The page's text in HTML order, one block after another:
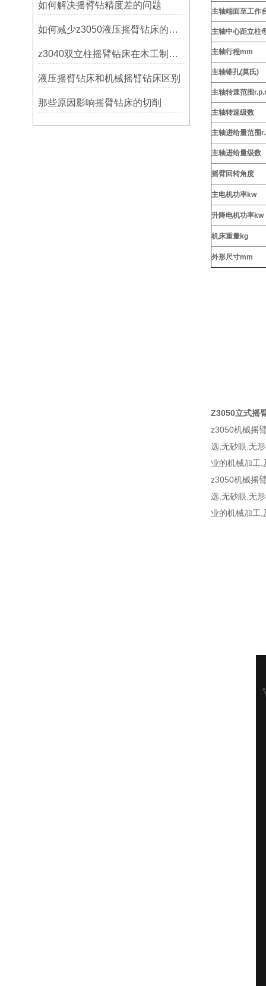
如何解决摇臂钻精度差的问题
如何减少z3050液压摇臂钻床的故障和维修成本？
z3040双立柱摇臂钻床在木工制作中的应用
液压摇臂钻床和机械摇臂钻床区别
那些原因影响摇臂钻床的切削
主轴端面至工作
主轴中心距立柱
主轴行程mm
主轴锥孔(莫氏)
主轴转速范围
主轴转速级数
主轴进给量范围
主轴进给量级数
摇臂回转角度
主电机功率kw
升降电机功率kw
机床重量kg
外形尺寸mm
Z3050立式摇
z3050机械摇
选,无砂眼,无
业的机械加工
z3050机械摇
选,无砂眼,无
业的机械加工